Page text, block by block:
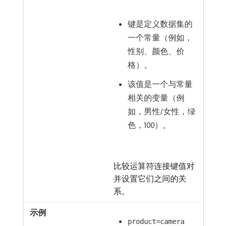
键是定义数据集的
一个常量（例如，
性别、颜色、价
格）。
该值是一个与常量
相关的变量（例
如，男性/女性，绿
色，100）。
比较运算符连接键值对
并设置它们之间的关
系。
product=camera